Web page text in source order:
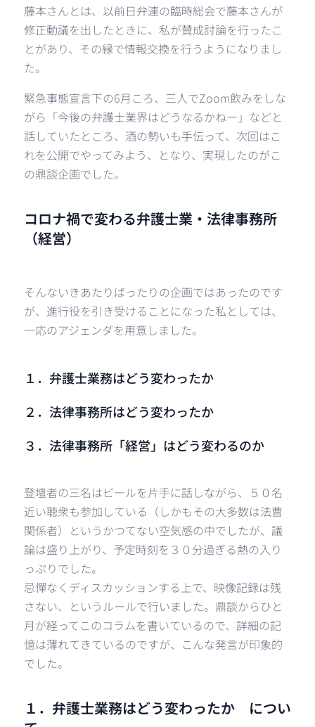
藤本さんとは、以前日弁連の臨時総会で藤本さんが
修正動議を出したときに、私が賛成討論を行ったこ
とがあり、その縁で情報交換を行うようになりまし
た。
緊急事態宣言下の6月ころ、三人でZoom飲みをしな
がら「今後の弁護士業界はどうなるかねー」などと
話していたところ、酒の勢いも手伝って、次回はこ
れを公開でやってみよう、となり、実現したのがこ
の鼎談企画でした。
コロナ禍で変わる弁護士業・法律事務所
（経営）
そんないきあたりばったりの企画ではあったのです
が、進行役を引き受けることになった私としては、
一応のアジェンダを用意しました。
１．弁護士業務はどう変わったか
２．法律事務所はどう変わったか
３．法律事務所「経営」はどう変わるのか
登壇者の三名はビールを片手に話しながら、５０名
近い聴衆も参加している（しかもその大多数は法曹
関係者）というかつてない空気感の中でしたが、議
論は盛り上がり、予定時刻を３０分過ぎる熱の入り
っぷりでした。
忌憚なくディスカッションする上で、映像記録は残
さない、というルールで行いました。鼎談からひと
月が経ってこのコラムを書いているので、詳細の記
憶は薄れてきているのですが、こんな発言が印象的
でした。
１．弁護士業務はどう変わったか につい